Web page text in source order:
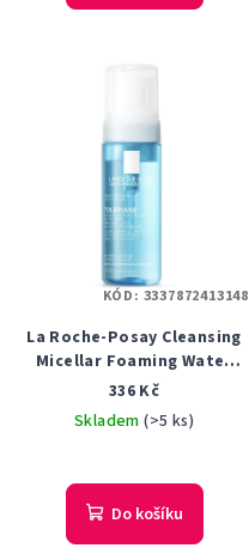
La Roche-Posay Cleansing
Micellar Foaming Water
fyziologická čistící
micelární pěna pro citlivou
pleť 150 ml
336 Kč
Skladem(>5 ks)
Do košíku
KÓD: 3337872413148